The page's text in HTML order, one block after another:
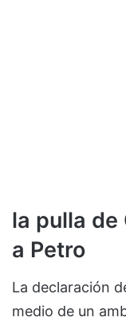
la pulla de
a Petro
La declaración
medio de un